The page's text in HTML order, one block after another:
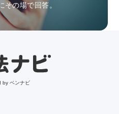
その場で回答。
by ベンナビ